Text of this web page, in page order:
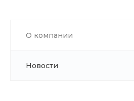
О компании
Новости